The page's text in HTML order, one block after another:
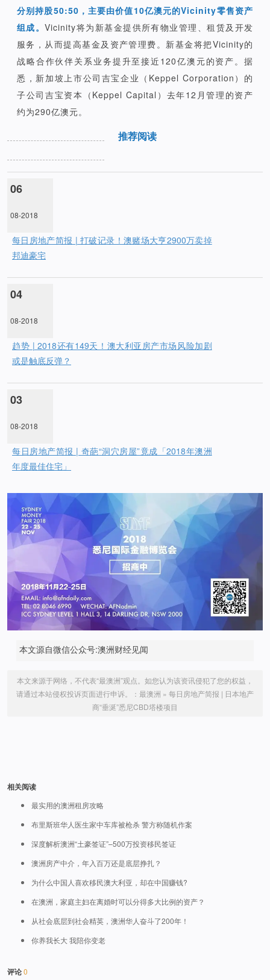
分别持股50:50，主要由价值10亿澳元的Vicinity零售资产
组成。Vicinity将为新基金提供所有物业管理、租赁及开发
服务，从而提高基金及资产管理费。新基金将把Vicinity的
战略合作伙伴关系业务提升至接近120亿澳元的资产。据
悉，新加坡上市公司吉宝企业（Keppel Corporation）的
子公司吉宝资本（Keppel Capital）去年12月管理的资产
约为290亿澳元。
推荐阅读
06
08-2018
每日房地产简报 | 打破记录！澳赌场大亨2900万卖掉
邦迪豪宅
04
08-2018
趋势 | 2018还有149天！澳大利亚房产市场风险加剧
或是触底反弹？
03
08-2018
每日房地产简报 | 奇葩“洞穴房屋”竟成「2018年澳洲
年度最佳住宅」
本文源自微信公众号:澳洲财经见闻
本文来源于网络，不代表“最澳洲”观点。如您认为该资讯侵犯了您的权益，
请通过本站侵权投诉页面进行申诉。： 最澳洲 » 每日房地产简报 | 日本地产
商“垂涎”悉尼CBD塔楼项目
相关阅读
最实用的澳洲租房攻略
布里斯班华人医生家中车库被枪杀 警方称随机作案
深度解析澳洲“土豪签证”–500万投资移民签证
澳洲房产中介，年入百万还是底层挣扎？
为什么中国人喜欢移民澳大利亚，却在中国赚钱?
在澳洲，家庭主妇在离婚时可以分得多大比例的资产？
从社会底层到社会精英，澳洲华人奋斗了200年！
你养我长大 我陪你变老
评论0